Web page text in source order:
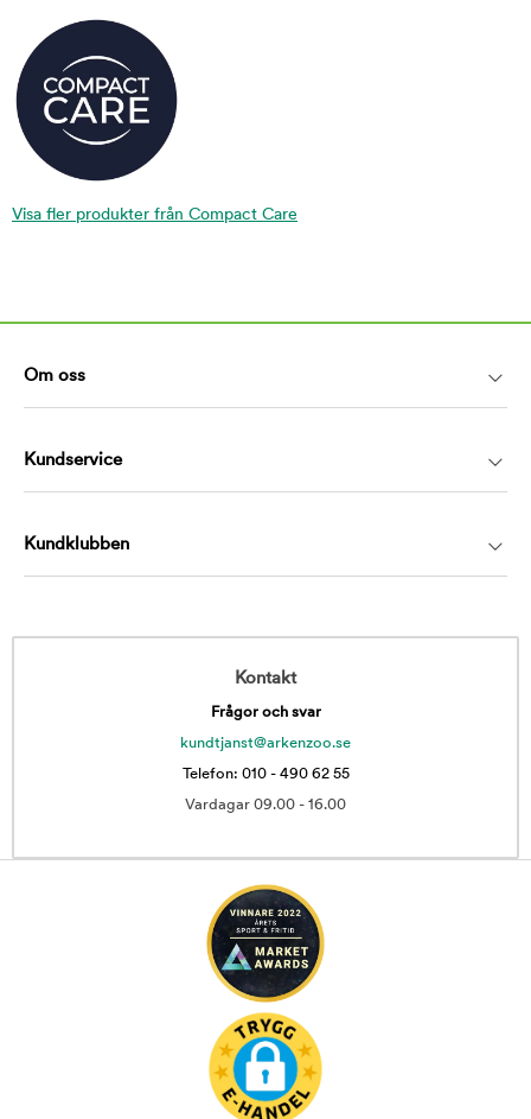
Visa fler produkter från Compact Care
Om oss
Kundservice
Kundklubben
Kontakt
Frågor och svar
kundtjanst@arkenzoo.se
Telefon: 010 - 490 62 55
Vardagar 09.00 - 16.00